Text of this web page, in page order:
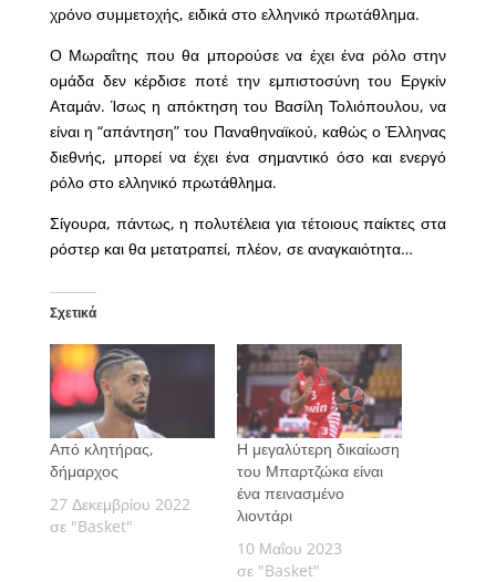
χρόνο συμμετοχής, ειδικά στο ελληνικό πρωτάθλημα.
Ο Μωραΐτης που θα μπορούσε να έχει ένα ρόλο στην
ομάδα δεν κέρδισε ποτέ την εμπιστοσύνη του Εργκίν
Αταμάν. Ίσως η απόκτηση του Βασίλη Τολιόπουλου, να
είναι η “απάντηση” του Παναθηναϊκού, καθώς ο Έλληνας
διεθνής, μπορεί να έχει ένα σημαντικό όσο και ενεργό
ρόλο στο ελληνικό πρωτάθλημα.
Σίγουρα, πάντως, η πολυτέλεια για τέτοιους παίκτες στα
ρόστερ και θα μετατραπεί, πλέον, σε αναγκαιότητα…
Σχετικά
Από κλητήρας,
δήμαρχος
27 Δεκεμβρίου 2022
σε "Basket"
Η μεγαλύτερη δικαίωση
του Μπαρτζώκα είναι
ένα πεινασμένο
λιοντάρι
10 Μαΐου 2023
σε "Basket"